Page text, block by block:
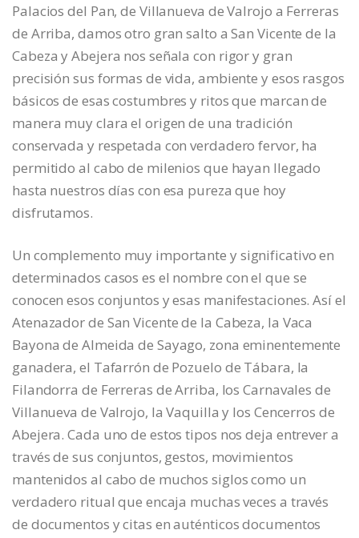
Palacios del Pan, de Villanueva de Valrojo a Ferreras
de Arriba, damos otro gran salto a San Vicente de la
Cabeza y Abejera nos señala con rigor y gran
precisión sus formas de vida, ambiente y esos rasgos
básicos de esas costumbres y ritos que marcan de
manera muy clara el origen de una tradición
conservada y respetada con verdadero fervor, ha
permitido al cabo de milenios que hayan llegado
hasta nuestros días con esa pureza que hoy
disfrutamos.
Un complemento muy importante y significativo en
determinados casos es el nombre con el que se
conocen esos conjuntos y esas manifestaciones. Así el
Atenazador de San Vicente de la Cabeza, la Vaca
Bayona de Almeida de Sayago, zona eminentemente
ganadera, el Tafarrón de Pozuelo de Tábara, la
Filandorra de Ferreras de Arriba, los Carnavales de
Villanueva de Valrojo, la Vaquilla y los Cencerros de
Abejera. Cada uno de estos tipos nos deja entrever a
través de sus conjuntos, gestos, movimientos
mantenidos al cabo de muchos siglos como un
verdadero ritual que encaja muchas veces a través
de documentos y citas en auténticos documentos